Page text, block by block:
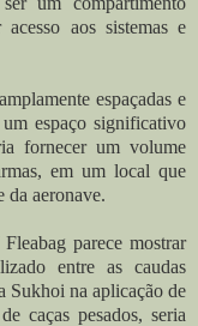
aos sistemas e
espaçadas e
espaço significativo
fornecer um volume
em um local que
da aeronave.
parece mostrar
entre as caudas
Sukhoi na aplicação de
caças pesados, seria